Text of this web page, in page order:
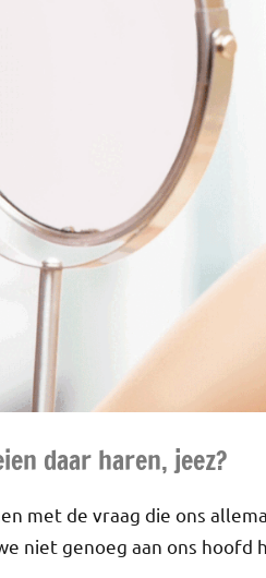
daar haren, jeez?
met de vraag die ons
niet genoeg aan ons hoofd